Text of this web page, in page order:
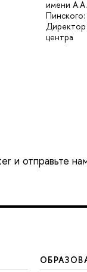
имени А.А.
Пинского:
Директор
центра
и отправьте